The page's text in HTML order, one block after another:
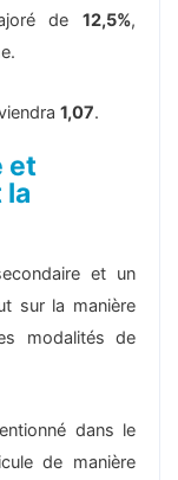
de 12,5%,
1,07.
et
la
et un
sur la manière
modalités de
dans le
de manière